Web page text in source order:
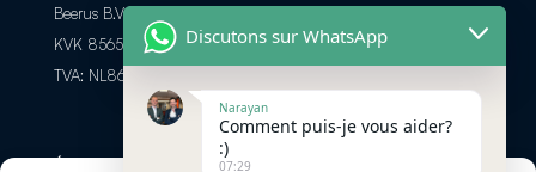
Beerus B.V.
KVK 85658308
TVA: NL863698104B01
Les options de paiement
Échanger par
Discutons sur WhatsApp
Narayan
Comment puis-je vous aider?
:)
07:29